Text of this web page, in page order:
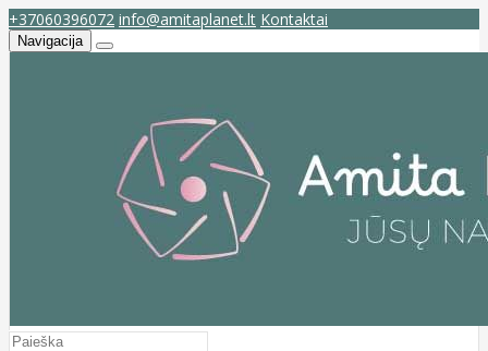
+37060396072 info@amitaplanet.lt Kontaktai
Navigacija